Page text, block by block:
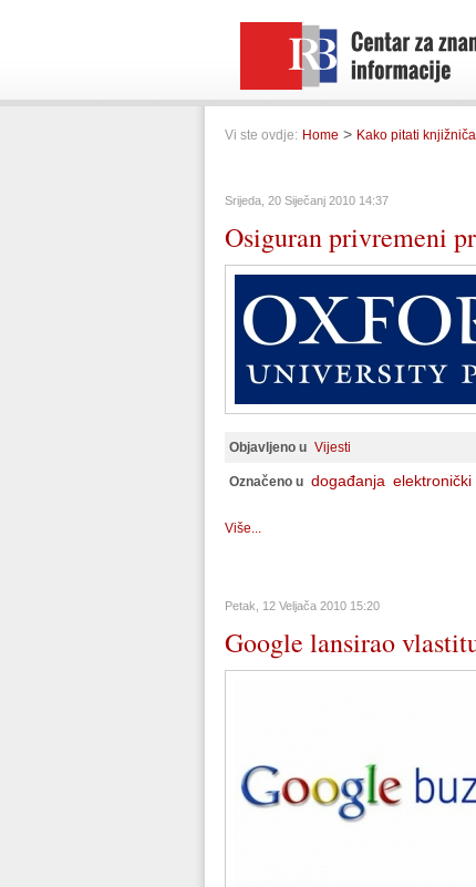
Vi ste ovdje: Home > Kako pitati
Srijeda, 20 Siječanj 2010 14:37
Osiguran privremeni
Objavljeno u Vijesti
Označeno u događanja elektronički
Više...
Petak, 12 Veljača 2010 15:20
Google lansirao